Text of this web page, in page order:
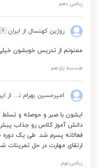
ریاضی دهم
روژین کهنسال از ایران
ممنونم از تدریس خوبشون
هندسه یازدهم
امیرحسین بهرام نژاد از
ایشون با صبر و حوصله و تسلط
دانش آموز کلاس رو جذاب
ارتقای مهارت در حل تمرینات
ریاضی نهم